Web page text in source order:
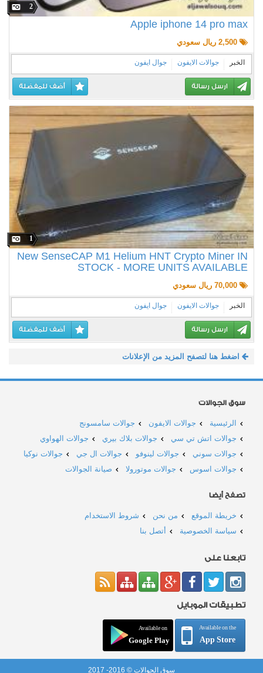
2
Apple iphone 14 pro max
2,500 ريال سعودي
الخبر جوالات الايفون جوال ايفون
ارسل رسالة أضف للمفضلة
1
New SenseCAP M1 Helium HNT Crypto Miner IN
STOCK - MORE UNITS AVAILABLE
70,000 ريال سعودي
الخبر جوالات الايفون جوال ايفون
ارسل رسالة أضف للمفضلة
اضغط هنا لتصفح المزيد من الإعلانات
سوق الجوالات
الرئيسية جوالات الايفون
جوالات سامسونج
جوالات اتش تي سي
جوالات بلاك بيري
جوالات الهواوي
جوالات سوني
جوالات لينوفو جوالات ال جي
جوالات نوكيا
جوالات اسوس
جوالات موتورولا صيانة الجوالات
تصفح أيضا
خريطة الموقع من نحن
شروط الاستخدام
سياسة الخصوصية
أتصل بنا
تابعنا على
تطبيقات الموبايل
Available on the
App Store
Available on
Google Play
سوق الجوالات © 2016- 2017